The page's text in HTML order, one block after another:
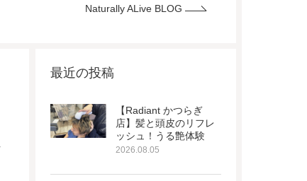
Naturally ALive BLOG
最近の投稿
【Radiant かつらぎ
店】髪と頭皮のリフレ
ッシュ！うる艶体験
2026.08.05